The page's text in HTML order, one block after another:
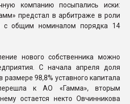
компанию посыпались иски:
предстал в арбитраже в роли
с общим номиналом порядка 14
нового собственника можно
С начала апреля доля
98,8% уставного капитала
к АО «Гамма», вторым
остается некто Овчинникова